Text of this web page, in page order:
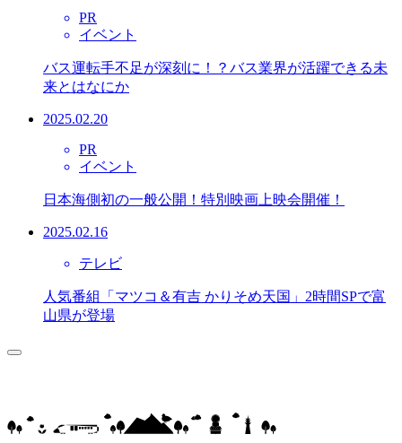
PR
イベント
バス運転手不足が深刻に！？バス業界が活躍できる未
来とはなにか
2025.02.20
PR
イベント
日本海側初の一般公開！特別映画上映会開催！
2025.02.16
テレビ
人気番組「マツコ＆有吉 かりそめ天国」2時間SPで富
山県が登場